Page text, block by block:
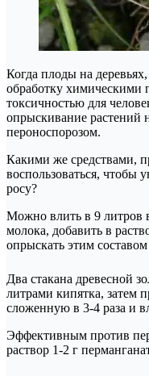
Когда плоды на
обработку химическими
токсичностью для
опрыскивание растений
пероноспорозом.
Какими же средствами,
воспользоваться,
росу?
Можно влить в 9 литров
молока, добавить в
опрыскать этим составом
Два стакана древесной
литрами кипятка, затем
сложенную в 3-4 раза и
Эффективным против
раствор 1-2 г